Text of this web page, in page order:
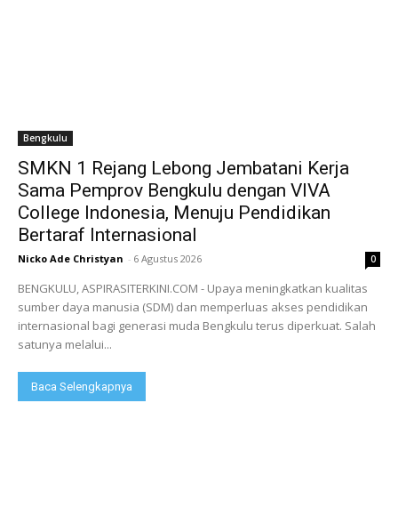
Bengkulu
SMKN 1 Rejang Lebong Jembatani Kerja
Sama Pemprov Bengkulu dengan VIVA
College Indonesia, Menuju Pendidikan
Bertaraf Internasional
Nicko Ade Christyan - 6 Agustus 2026 0
BENGKULU, ASPIRASITERKINI.COM - Upaya meningkatkan kualitas
sumber daya manusia (SDM) dan memperluas akses pendidikan
internasional bagi generasi muda Bengkulu terus diperkuat. Salah
satunya melalui...
Baca Selengkapnya